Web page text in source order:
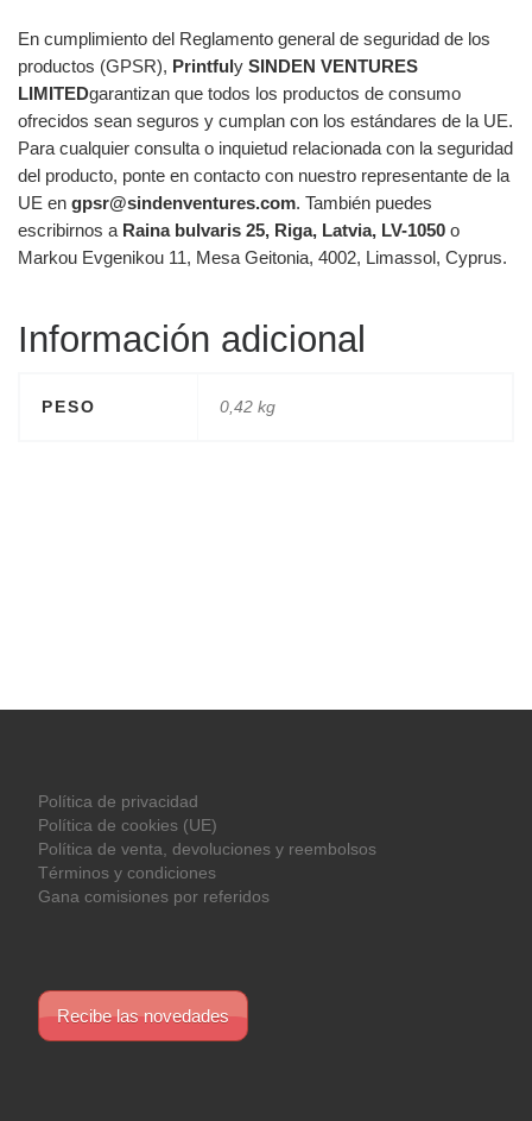
En cumplimiento del Reglamento general de seguridad de los
productos (GPSR), Printfuly SINDEN VENTURES
LIMITEDgarantizan que todos los productos de consumo
ofrecidos sean seguros y cumplan con los estándares de la UE.
Para cualquier consulta o inquietud relacionada con la seguridad
del producto, ponte en contacto con nuestro representante de la
UE en gpsr@sindenventures.com. También puedes
escribirnos a Raina bulvaris 25, Riga, Latvia, LV-1050 o
Markou Evgenikou 11, Mesa Geitonia, 4002, Limassol, Cyprus.
Información adicional
PESO 0,42 kg
Política de privacidad
Política de cookies (UE)
Política de venta, devoluciones y reembolsos
Términos y condiciones
Gana comisiones por referidos
Recibe las novedades